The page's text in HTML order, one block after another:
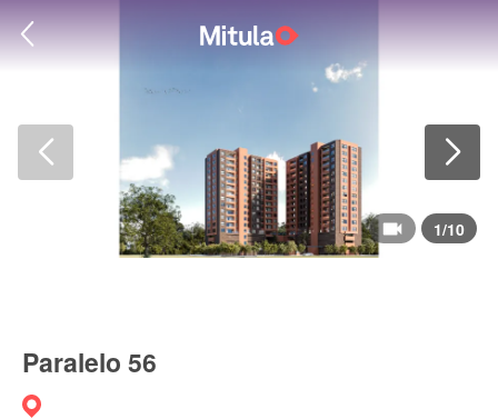
1/10
Paralelo 56